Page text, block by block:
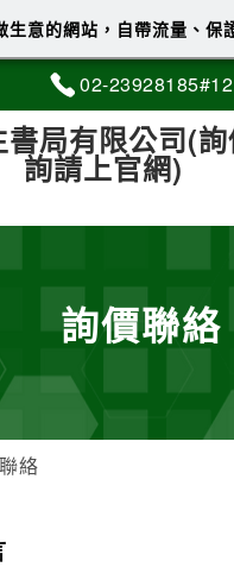
02-23928185#12
書局有限公司(
詢請上官網)
詢價聯絡
絡
生意的網站，自帶流量、保